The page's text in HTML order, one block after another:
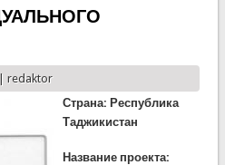
redaktor
Страна: Республика
Таджикистан
Название проекта: